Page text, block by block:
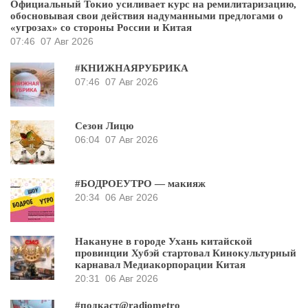
Официальный Токио усиливает курс на ремилитаризацию,
обосновывая свои действия надуманными предлогами о
«угрозах» со стороны России и Китая
07:46 07 Авг 2026
#КНИЖНАЯРУБРИКА
07:46 07 Авг 2026
Сезон Лицю
06:04 07 Авг 2026
#БОДРОЕУТРО — макияж
20:34 06 Авг 2026
Накануне в городе Ухань китайской
провинции Хубэй стартовал Кинокультурный
карнавал Медиакорпорации Китая
20:31
06 Авг 2026
#подкаст@radiometro